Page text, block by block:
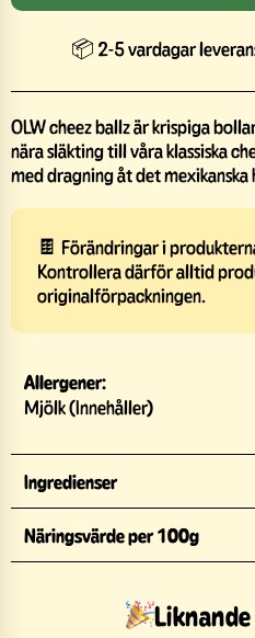
📦 2-5 vardagar
OLW cheez ballz är krispiga
nära släkting till våra klassiska
med dragning åt det mexikanska
🍫 Förändringar i
Kontrollera därför alltid
originalförpackningen.
Allergener:
Mjölk (Innehåller)
Ingredienser
Näringsvärde per 100g